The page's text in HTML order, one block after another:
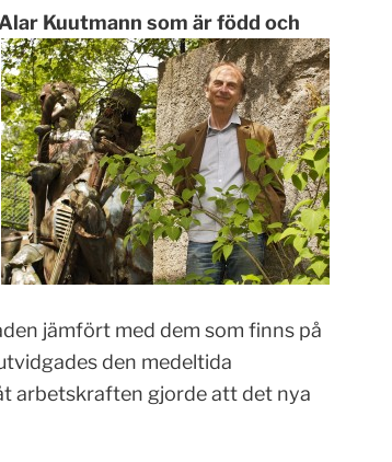
Kuutmann som är född och
jämfört med dem som finns på
den medeltida
arbetskraften gjorde att det nya